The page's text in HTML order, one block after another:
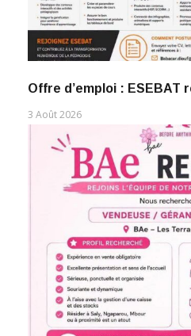
Offre d’emploi : ESEBAT
3 Août 2026